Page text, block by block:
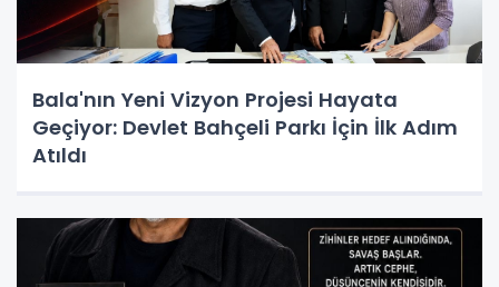
Bala'nın Yeni Vizyon Projesi Hayata
Geçiyor: Devlet Bahçeli Parkı İçin İlk Adım
Atıldı